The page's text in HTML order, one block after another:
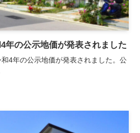
4年の公示地価が発表されました
4年の公示地価が発表されました。公